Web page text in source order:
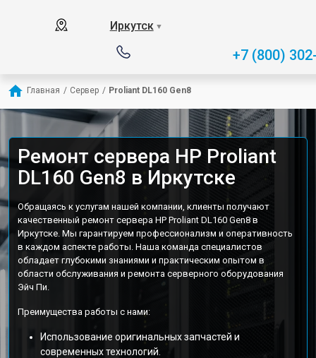
Иркутск ▼
+7 (800)
Главная / Сервер / Proliant DL160 Gen8
Ремонт сервера HP Proliant
DL160 Gen8 в Иркутске
Обращаясь к услугам нашей компании, клиенты получают
качественный ремонт сервера HP Proliant DL160 Gen8 в
Иркутске. Мы гарантируем профессионализм и оперативность
в каждом аспекте работы. Наша команда специалистов
обладает глубокими знаниями и практическим опытом в
области обслуживания и ремонта серверного оборудования
Эйч Пи.
Преимущества работы с нами:
Использование оригинальных запчастей и
современных технологий.